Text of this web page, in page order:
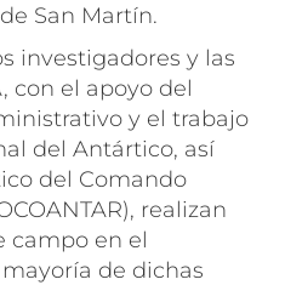
San Martín.
investigadores y las
con el apoyo del
y el trabajo
del Antártico, así
del Comando
realizan
campo en el
de dichas